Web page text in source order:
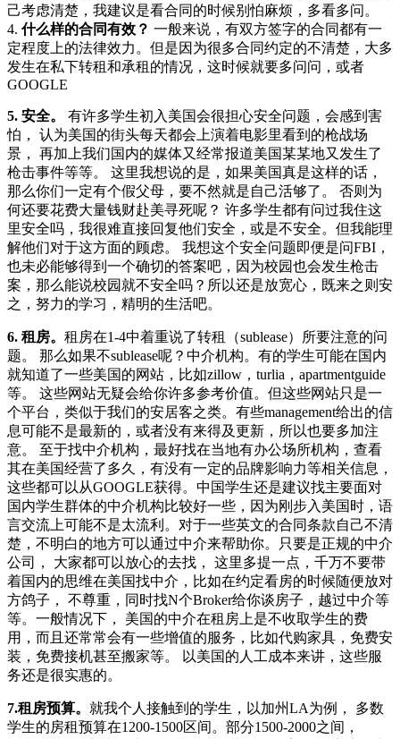
己考虑清楚，我建议是看合同的时候别怕麻烦，多看多问。
4. 什么样的合同有效？ 一般来说，有双方签字的合同都有一
定程度上的法律效力。但是因为很多合同约定的不清楚，大多
发生在私下转租和承租的情况，这时候就要多问问，或者
GOOGLE
5. 安全。
有许多学生初入美国会很担心安全问题，会感到害
怕， 认为美国的街头每天都会上演着电影里看到的枪战场
景， 再加上我们国内的媒体又经常报道美国某某地又发生了
枪击事件等等。 这里我想说的是，如果美国真是这样的话，
那么你们一定有个假父母，要不然就是自己活够了。 否则为
何还要花费大量钱财赴美寻死呢？ 许多学生都有问过我住这
里安全吗，我很难直接回复他们安全，或是不安全。但我能理
解他们对于这方面的顾虑。 我想这个安全问题即便是问FBI，
也未必能够得到一个确切的答案吧，因为校园也会发生枪击
案，那么能说校园就不安全吗？所以还是放宽心，既来之则安
之，努力的学习，精明的生活吧。
6. 租房。 租房在1-4中着重说了转租（sublease）所要注意的问
题。 那么如果不sublease呢？中介机构。有的学生可能在国内
就知道了一些美国的网站，比如zillow，turlia，apartmentguide
等。 这些网站无疑会给你许多参考价值。但这些网站只是一
个平台，类似于我们的安居客之类。有些management给出的信
息可能不是最新的，或者没有来得及更新，所以也要多加注
意。 至于找中介机构，最好找在当地有办公场所机构，查看
其在美国经营了多久，有没有一定的品牌影响力等相关信息，
这些都可以从GOOGLE获得。中国学生还是建议找主要面对
国内学生群体的中介机构比较好一些，因为刚步入美国时，语
言交流上可能不是太流利。对于一些英文的合同条款自己不清
楚，不明白的地方可以通过中介来帮助你。只要是正规的中介
公司， 大家都可以放心的去找， 这里多提一点，千万不要带
着国内的思维在美国找中介，比如在约定看房的时候随便放对
方鸽子， 不尊重，同时找N个Broker给你谈房子，越过中介等
等。一般情况下， 美国的中介在租房上是不收取学生的费
用，而且还常常会有一些增值的服务，比如代购家具，免费安
装，免费接机甚至搬家等。 以美国的人工成本来讲，这些服
务还是很实惠的。
7.租房预算。 就我个人接触到的学生，以加州LA为例， 多数
学生的房租预算在1200-1500区间。部分1500-2000之间，